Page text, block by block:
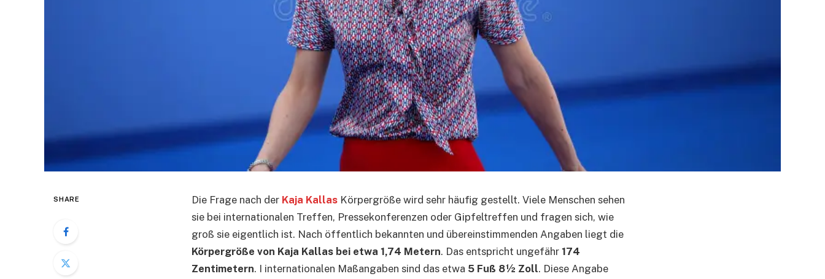
SHARE Die Frage nach der Kaja Kallas Körpergröße wird sehr häufig gestellt. Viele Menschen sehen
sie bei internationalen Treffen, Pressekonferenzen oder Gipfeltreffen und fragen sich, wie
groß sie eigentlich ist. Nach öffentlich bekannten und übereinstimmenden Angaben liegt die
Körpergröße von Kaja Kallas bei etwa 1,74 Metern. Das entspricht ungefähr 174
Zentimetern. I internationalen Maßangaben sind das etwa 5 Fuß 8½ Zoll. Diese Angabe